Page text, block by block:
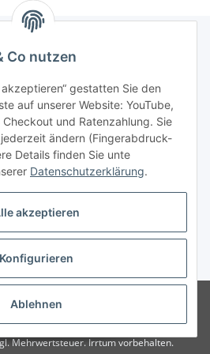
widerrufen
zzgl.Versand
Unser Webshop richtet sich an gewerbliche
an Verbraucher i.S.d. § 13 BGB alle
Mehrwertsteuer. Irrtum vorbehalten.
Co nutzen
gestatten Sie den
auf unserer Website: YouTube,
Checkout und Ratenzahlung. Sie
ändern (Fingerabdruck-
Details finden Sie unte
Datenschutzerklärung.
akzeptieren
Konfigurieren
Ablehnen